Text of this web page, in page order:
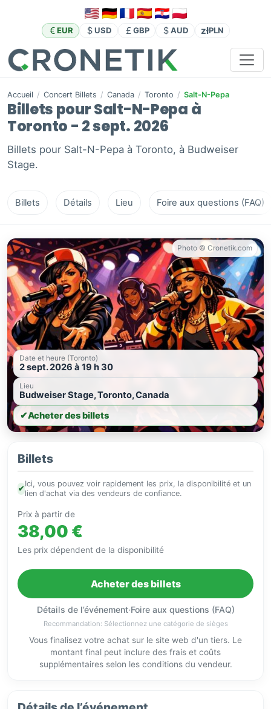
EUR USD GBP AUD złPLN
Accueil / Concert Billets / Canada / Toronto / Salt-N-Pepa
Billets pour Salt-N-Pepa à
Toronto - 2 sept. 2026
Billets pour Salt-N-Pepa à Toronto, à Budweiser
Stage.
Billets Détails Lieu Foire aux questions (FAQ)
Photo © Cronetik.com
Date et heure (Toronto)
2 sept. 2026 à 19 h 30
Lieu
Budweiser Stage, Toronto, Canada
✔Acheter des billets
Billets
✔
Ici, vous pouvez voir rapidement les prix, la disponibilité et un
lien d'achat via des vendeurs de confiance.
Prix à partir de
38,00 €
Les prix dépendent de la disponibilité
Acheter des billets
Détails de l’événement·Foire aux questions (FAQ)
Recommandation: Sélectionnez une catégorie de sièges
Vous finalisez votre achat sur le site web d'un tiers. Le
montant final peut inclure des frais et coûts
supplémentaires selon les conditions du vendeur.